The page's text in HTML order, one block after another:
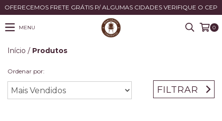
OFERECEMOS FRETE GRÁTIS P/ ALGUMAS CIDADES VERIFIQUE O CEP
MENU 0
Início / Produtos
Ordenar por:
FILTRAR